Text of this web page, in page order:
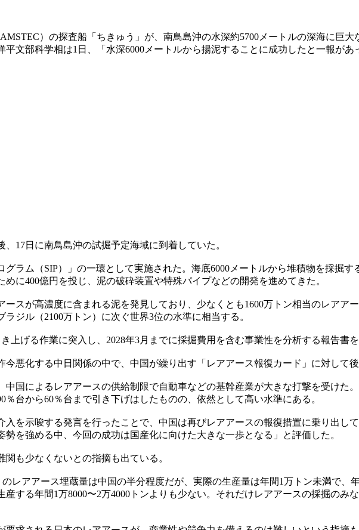
）の探査船「ちきゅう」が、南鳥島沖の水深約5700メートルの深海に巨
文部科学相は1日、「水深6000メートルから揚泥することに成功したと一報が
17日に南鳥島沖の試掘予定海域に到着していた。
ラム（SIP）」の一環として実施された。海底6000メートルから堆積物を採掘
に400億円を投じ、泥の破砕装置や特殊パイプなどの開発を進めてきた。
スが高濃度に含まれる泥を発見しており、少なくとも1600万トン相当のレアア
ジル（2100万トン）に次ぐ世界3位の水準に相当する。
上げる作業に突入し、2028年3月までに採掘費用を含む事業性を分析する報告書を
悪化する中日関係の中で、中国が繰り出す「レアアース報復カード」に対して
中国によるレアアースの供給制限で自動車などの基幹産業が大きな打撃を受けた
台から60％台まで引き下げはしたものの、依然として高い水準にある。
を示唆する発言を行ったことで、中国は再びレアアースの報復措置に乗り出し
を強める中、今回の成功は国産化に向けた大きな一歩となる」と評価した。
も少なくないとの指摘も出ている。
レアアース埋蔵量は中国の半分程度だが、実際の生産量は年間1万トン未満で、
する年間1万8000〜2万4000トンよりも少ない。それだけレアアースの採掘のみ